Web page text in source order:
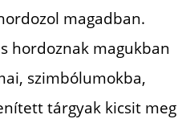
magadban.
hordoznak magukban
szimbólumokba,
tárgyak kicsit meg